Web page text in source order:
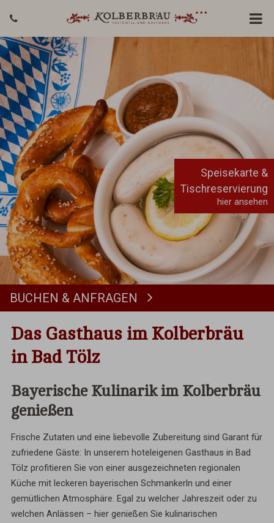
BUCHEN & ANFRAGEN
Speisekarte &
Tischreservierung
hier ansehen
Das Gasthaus im Kolberbräu
in Bad Tölz
Bayerische Kulinarik im Kolberbräu
genießen
Frische Zutaten und eine liebevolle Zubereitung sind Garant für
zufriedene Gäste: In unserem hoteleigenen Gasthaus in Bad
Tölz profitieren Sie von einer ausgezeichneten regionalen
Küche mit leckeren bayerischen Schmankerln und einer
gemütlichen Atmosphäre. Egal zu welcher Jahreszeit oder zu
welchen Anlässen – hier genießen Sie kulinarischen